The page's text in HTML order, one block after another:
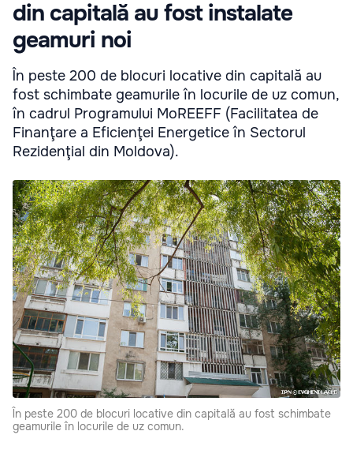
din capitală au fost instalate
geamuri noi
În peste 200 de blocuri locative din capitală au
fost schimbate geamurile în locurile de uz comun,
în cadrul Programului MoREEFF (Facilitatea de
Finanţare a Eficienţei Energetice în Sectorul
Rezidenţial din Moldova).
În peste 200 de blocuri locative din capitală au fost schimbate
geamurile în locurile de uz comun.